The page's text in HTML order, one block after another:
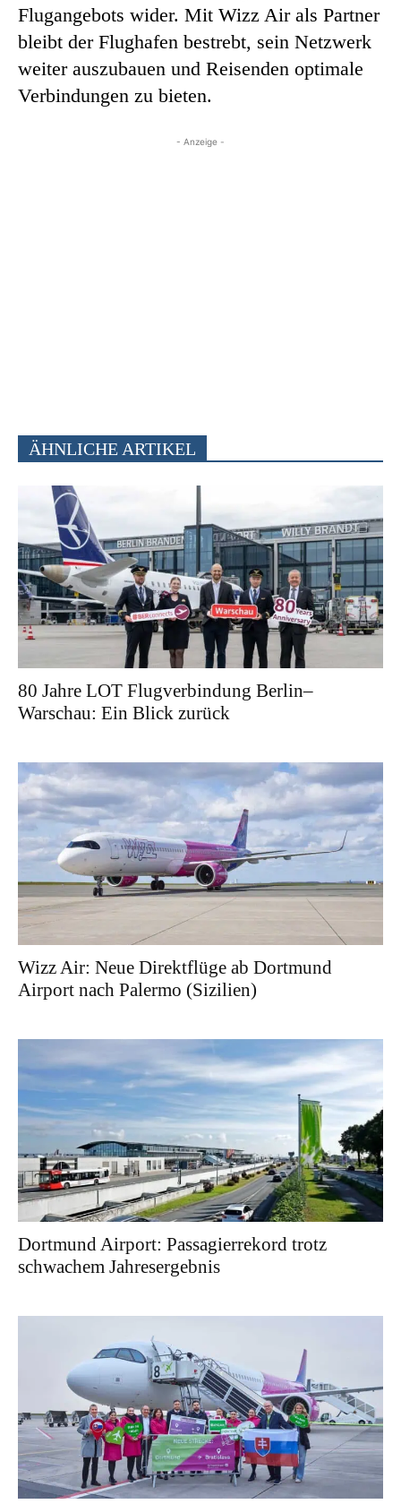
Flugangebots wider. Mit Wizz Air als Partner
bleibt der Flughafen bestrebt, sein Netzwerk
weiter auszubauen und Reisenden optimale
Verbindungen zu bieten.
- Anzeige -
ÄHNLICHE ARTIKEL
80 Jahre LOT Flugverbindung Berlin–
Warschau: Ein Blick zurück
Wizz Air: Neue Direktflüge ab Dortmund
Airport nach Palermo (Sizilien)
Dortmund Airport: Passagierrekord trotz
schwachem Jahresergebnis